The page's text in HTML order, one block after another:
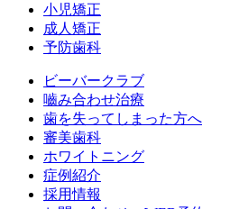
小児矯正
成人矯正
予防歯科
ビーバークラブ
嚙み合わせ治療
歯を失ってしまった方へ
審美歯科
ホワイトニング
症例紹介
採用情報